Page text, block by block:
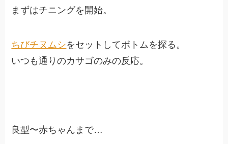
まずはチニングを開始。
ちびチヌムシをセットしてボトムを探る。
いつも通りのカサゴのみの反応。
良型〜赤ちゃんまで…